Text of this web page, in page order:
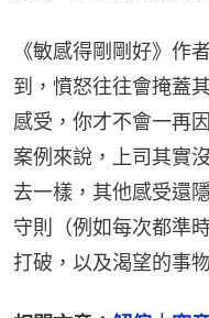
《敏感得剛剛好》作
到，憤怒往往會掩蓋
感受，你才不會一再
案例來說，上司其實
去一樣，其他感受還
守則（例如每次都準
打破，以及渴望的事